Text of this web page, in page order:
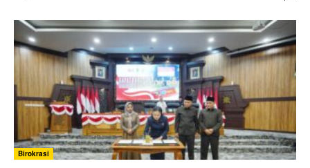
Birokrasi